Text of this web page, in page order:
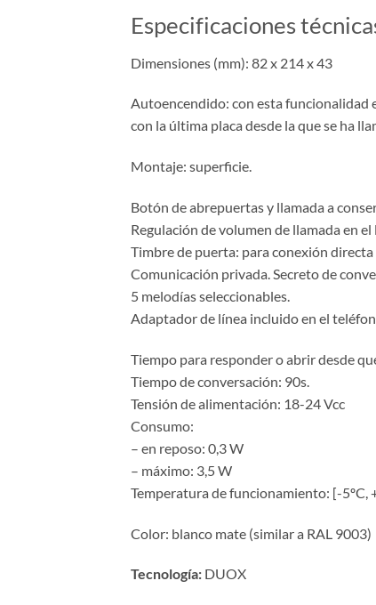
Especificaciones
Dimensiones (mm): 82 x 214 x 43
Autoencendido: con esta funcionalidad
con la última placa desde la que se ha
Montaje: superficie.
Botón de abrepuertas y llamada a
Regulación de volumen de llamada en
Timbre de puerta: para conexión
Comunicación privada. Secreto de
5 melodías seleccionables.
Adaptador de línea incluido en el
Tiempo para responder o abrir desde
Tiempo de conversación: 90s.
Tensión de alimentación: 18-24 Vcc
Consumo:
– en reposo: 0,3 W
– máximo: 3,5 W
Temperatura de funcionamiento: [-5ºC,
Color: blanco mate (similar a RAL 9003)
Tecnología: DUOX